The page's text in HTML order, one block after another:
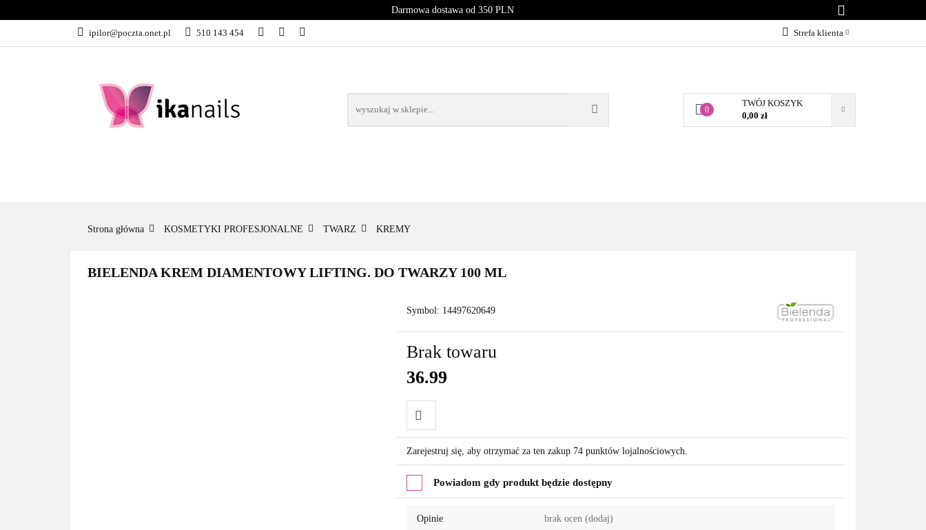
Darmowa dostawa od 350 PLN
ipilor@poczta.onet.pl 510 143 454 Strefa klienta
Dodaj zgłoszenie
Zgody cookies
0
TWÓJ KOSZYK
0,00 zł
KATEGORIE
Strona główna KOSMETYKI PROFESJONALNE TWARZ KREMY
BIELENDA KREM DIAMENTOWY LIFTING. DO TWARZY 100 ML
Symbol: 14497620649
Brak towaru
36.99
Do
przechowalni
Zarejestruj się, aby otrzymać za ten zakup 74 punktów lojalnościowych.
Powiadom gdy produkt będzie dostępny
Opinie brak ocen (dodaj)